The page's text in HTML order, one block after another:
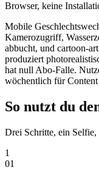
Browser, keine
Mobile
Kamerozugriff,
abbucht, und cartoon-
produziert
hat null Abo-Falle.
wöchentlich für
So nutzt du
Drei Schritte, ein Selfie,
1
01